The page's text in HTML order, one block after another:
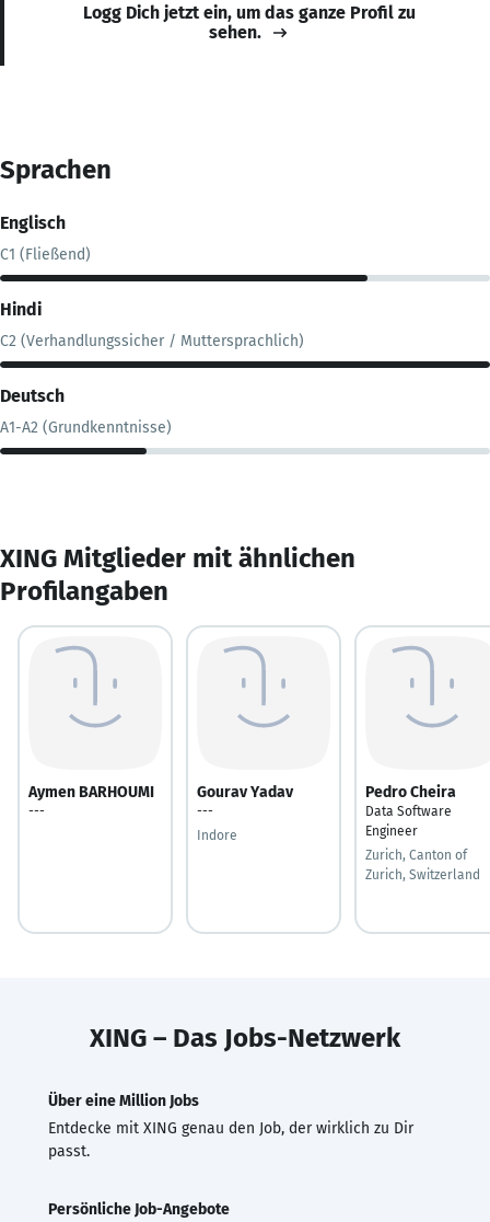
Logg Dich jetzt ein, um das ganze Profil zu
sehen.
Sprachen
Englisch
C1 (Fließend)
Hindi
C2 (Verhandlungssicher / Muttersprachlich)
Deutsch
A1-A2 (Grundkenntnisse)
XING Mitglieder mit ähnlichen
Profilangaben
Aymen BARHOUMI
---
Gourav Yadav
---
Indore
Pedro Cheira
Data Software
Engineer
Zurich, Canton of
Zurich, Switzerland
XING – Das Jobs-Netzwerk
Über eine Million Jobs
Entdecke mit XING genau den Job, der wirklich zu Dir
passt.
Persönliche Job-Angebote